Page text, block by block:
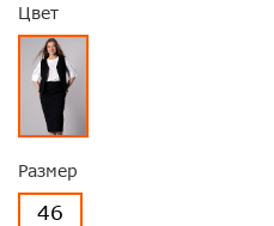
Цвет
Размер
46